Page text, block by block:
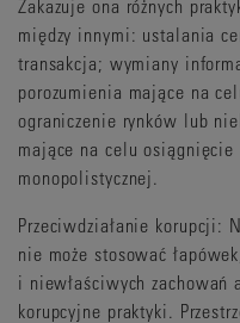
Zakazuje ona różnych
między innymi: ustalania
transakcja; wymiany
porozumienia mające na
ograniczenie rynków lub
mające na celu osiągnięcie
monopolistycznej.
Przeciwdziałanie korupcji:
nie może stosować
i niewłaściwych
korupcyjne praktyki.